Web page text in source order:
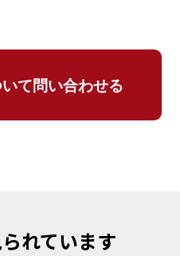
て問い合わせる
れています